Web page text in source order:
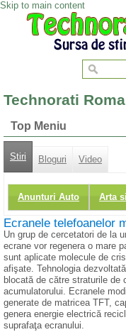
Skip to main content
Technorati
Top Meniu
Stiri Bloguri Video
Anunturi Auto Arta
Ecranele telefoanelor
Un grup de cercetatori de la
ecrane vor regenera o mare
sunt aplicate molecule de
afişate. Tehnologia
blocată de către straturile
acumulatorului. Ecranele
generate de matricea TFT,
genera energie electrică
suprafaţa ecranului.